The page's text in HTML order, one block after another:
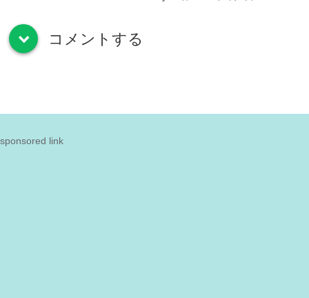
down コメントする
sponsored link